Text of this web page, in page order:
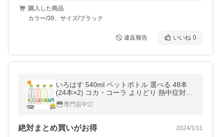
購入した商品
カラー/39、サイズ/ブラック
違反報告 いいね 0
いろはす 540ml ペットボトル 選べる 48本
(24本×2) コカ・コーラ よりどり 熱中症対策
塩分補給 水分補給 塩とれもん 天然水 〔爆
買〕専門店中江
絶対まとめ買いがお得 2024/1/11